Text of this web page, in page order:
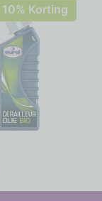
10% Korting